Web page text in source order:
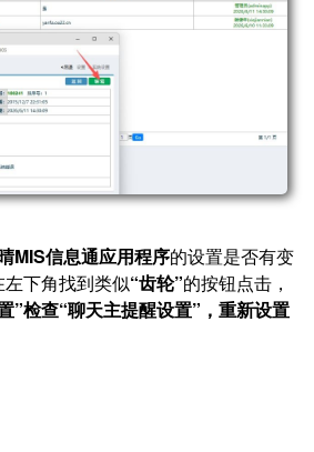
MIS信息通应用程序的设置是否有变
左下角找到类似“齿轮”的按钮点击，
”检查“聊天主提醒设置”，重新设置